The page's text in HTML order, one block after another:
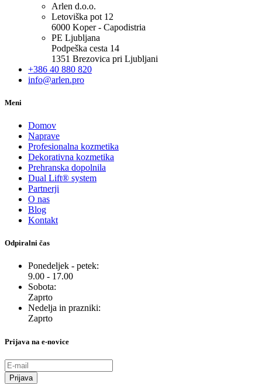
Arlen d.o.o.
Letoviška pot 12
6000 Koper - Capodistria
PE Ljubljana
Podpeška cesta 14
1351 Brezovica pri Ljubljani
+386 40 880 820
info@arlen.pro
Meni
Domov
Naprave
Profesionalna kozmetika
Dekorativna kozmetika
Prehranska dopolnila
Dual Lift® system
Partnerji
O nas
Blog
Kontakt
Odpiralni čas
Ponedeljek - petek:
9.00 - 17.00
Sobota:
Zaprto
Nedelja in prazniki:
Zaprto
Prijava na e-novice
Prijava